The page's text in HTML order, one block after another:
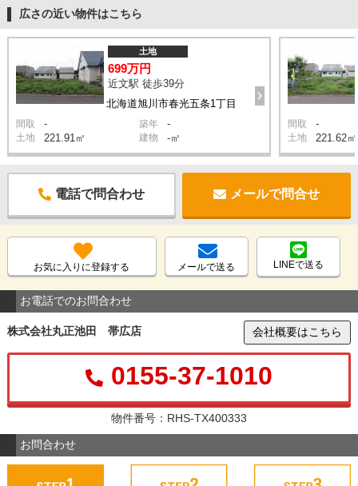
広さの近い物件はこちら
北海道旭川市春光五条1丁目
土地
699万円
近文駅 徒歩39分
間取 - 築年 -
土地 221.91㎡ 建物 -㎡
間取 -
土地 221.62㎡
電話で問合わせ メールで問合せ
お気に入りに登録する メールで送る LINEで送る
お電話でのお問合わせ
株式会社丸正池田 帯広店 会社概要はこちら
0155-37-1010
物件番号：RHS-TX400333
お問合わせ